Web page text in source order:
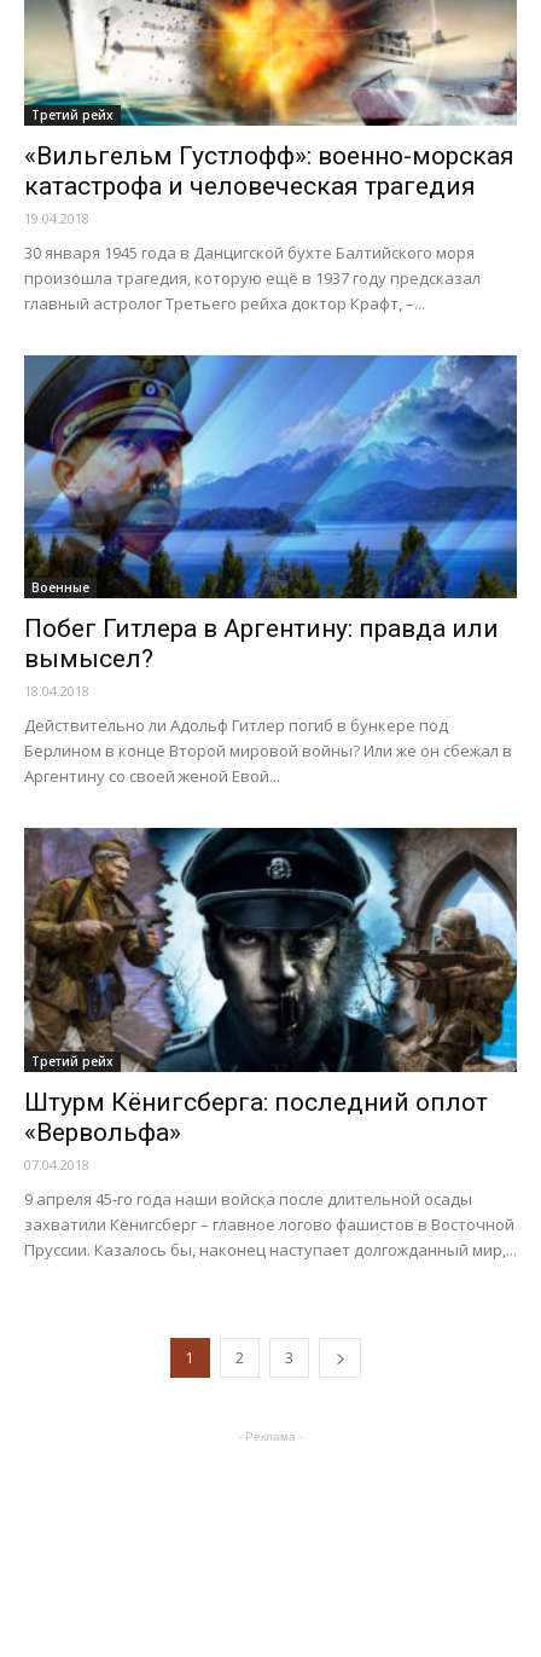
Третий рейх
«Вильгельм Густлофф»: военно-морская
катастрофа и человеческая трагедия
19.04.2018
30 января 1945 года в Данцигской бухте Балтийского моря
произошла трагедия, которую ещё в 1937 году предсказал
главный астролог Третьего рейха доктор Крафт, –...
Военные
Побег Гитлера в Аргентину: правда или
вымысел?
18.04.2018
Действительно ли Адольф Гитлер погиб в бункере под
Берлином в конце Второй мировой войны? Или же он сбежал в
Аргентину со своей женой Евой...
Третий рейх
Штурм Кёнигсберга: последний оплот
«Вервольфа»
07.04.2018
9 апреля 45-го года наши войска после длительной осады
захватили Кёнигсберг – главное логово фашистов в Восточной
Пруссии. Казалось бы, наконец наступает долгожданный мир,...
1 2 3
- Реклама -